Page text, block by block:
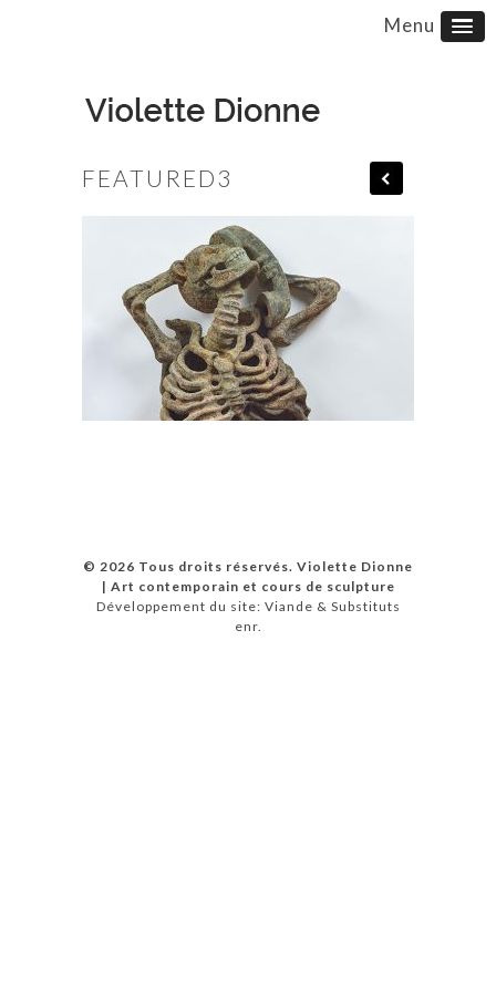
FEATURED3
© 2026 Tous droits réservés. Violette Dionne
| Art contemporain et cours de sculpture
Développement du site: Viande & Substituts
enr.